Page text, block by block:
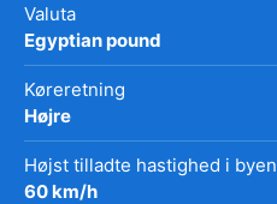
Valuta
Egyptian pound
Køreretning
Højre
Højst tilladte hastighed i byen
60 km/h